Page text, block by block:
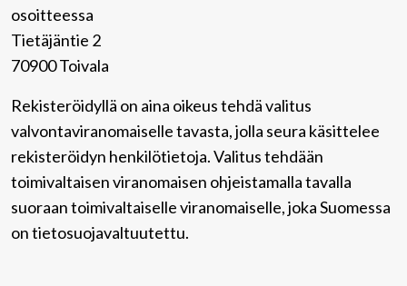
osoitteessa
Tietäjäntie 2
70900 Toivala
Rekisteröidyllä on aina oikeus tehdä valitus
valvontaviranomaiselle tavasta, jolla seura käsittelee
rekisteröidyn henkilötietoja. Valitus tehdään
toimivaltaisen viranomaisen ohjeistamalla tavalla
suoraan toimivaltaiselle viranomaiselle, joka Suomessa
on tietosuojavaltuutettu.